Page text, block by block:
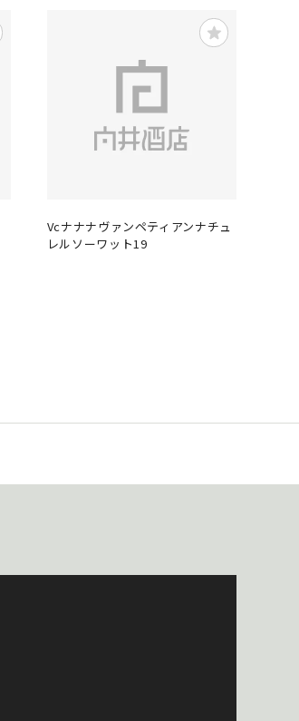
Vcナナナヴァンペティアンナチュ
レルソーワット19